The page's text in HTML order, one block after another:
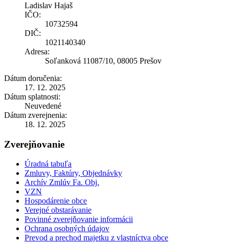
Ladislav Hajaš
IČO:
10732594
DIČ:
1021140340
Adresa:
Soľanková 11087/10, 08005 Prešov
Dátum doručenia:
17. 12. 2025
Dátum splatnosti:
Neuvedené
Dátum zverejnenia:
18. 12. 2025
Zverejňovanie
Úradná tabuľa
Zmluvy, Faktúry, Objednávky
Archív Zmlúv Fa. Obj.
VZN
Hospodárenie obce
Verejné obstarávanie
Povinné zverejňovanie informácii
Ochrana osobných údajov
Prevod a prechod majetku z vlastníctva obce